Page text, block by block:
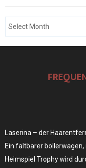
Laserina – der
Ein faltbarer
Heimspiel Trophy wird